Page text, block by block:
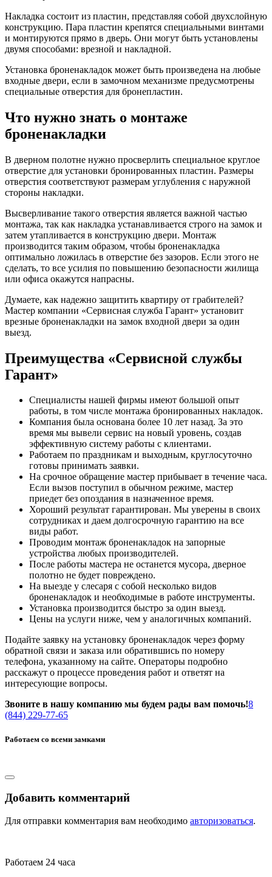
Накладка состоит из пластин, представляя собой двухслойную
конструкцию. Пара пластин крепятся специальными винтами
и монтируются прямо в дверь. Они могут быть установлены
двумя способами: врезной и накладной.
Установка броненакладок может быть произведена на любые
входные двери, если в замочном механизме предусмотрены
специальные отверстия для бронепластин.
Что нужно знать о монтаже
броненакладки
В дверном полотне нужно просверлить специальное круглое
отверстие для установки бронированных пластин. Размеры
отверстия соответствуют размерам углубления с наружной
стороны накладки.
Высверливание такого отверстия является важной частью
монтажа, так как накладка устанавливается строго на замок и
затем утапливается в конструкцию двери. Монтаж
производится таким образом, чтобы броненакладка
оптимально ложилась в отверстие без зазоров. Если этого не
сделать, то все усилия по повышению безопасности жилища
или офиса окажутся напрасны.
Думаете, как надежно защитить квартиру от грабителей?
Мастер компании «Сервисная служба Гарант» установит
врезные броненакладки на замок входной двери за один
выезд.
Преимущества «Сервисной службы
Гарант»
Специалисты нашей фирмы имеют большой опыт
работы, в том числе монтажа бронированных накладок.
Компания была основана более 10 лет назад. За это
время мы вывели сервис на новый уровень, создав
эффективную систему работы с клиентами.
Работаем по праздникам и выходным, круглосуточно
готовы принимать заявки.
На срочное обращение мастер прибывает в течение часа.
Если вызов поступил в обычном режиме, мастер
приедет без опоздания в назначенное время.
Хороший результат гарантирован. Мы уверены в своих
сотрудниках и даем долгосрочную гарантию на все
виды работ.
Проводим монтаж броненакладок на запорные
устройства любых производителей.
После работы мастера не останется мусора, дверное
полотно не будет повреждено.
На выезде у слесаря с собой несколько видов
броненакладок и необходимые в работе инструменты.
Установка производится быстро за один выезд.
Цены на услуги ниже, чем у аналогичных компаний.
Подайте заявку на установку броненакладок через форму
обратной связи и заказа или обратившись по номеру
телефона, указанному на сайте. Операторы подробно
расскажут о процессе проведения работ и ответят на
интересующие вопросы.
Звоните в нашу компанию мы будем рады вам помочь!8
(844) 229-77-65
Работаем со всеми замками
Добавить комментарий
Для отправки комментария вам необходимо авторизоваться.
Работаем 24 часа